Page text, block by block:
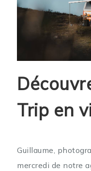
Trip en
Guillaume,
mercredi de notre